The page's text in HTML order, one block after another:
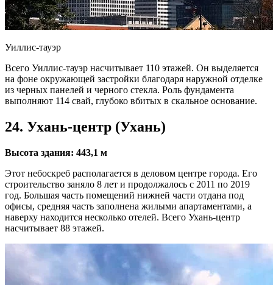
Уиллис-тауэр
Всего Уиллис-тауэр насчитывает 110 этажей. Он выделяется
на фоне окружающей застройки благодаря наружной отделке
из черных панелей и черного стекла. Роль фундамента
выполняют 114 свай, глубоко вбитых в скальное основание.
24. Ухань-центр (Ухань)
Высота здания: 443,1 м
Этот небоскреб располагается в деловом центре города. Его
строительство заняло 8 лет и продолжалось с 2011 по 2019
год. Большая часть помещений нижней части отдана под
офисы, средняя часть заполнена жилыми апартаментами, а
наверху находится несколько отелей. Всего Ухань-центр
насчитывает 88 этажей.